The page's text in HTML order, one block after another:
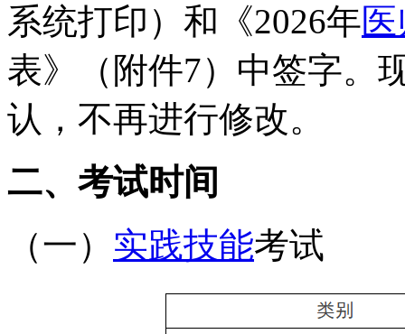
系统打印）和《2026年
表》（附件7）中签字。
认，不再进行修改。
二、考试时间
（一） 实践技能考试